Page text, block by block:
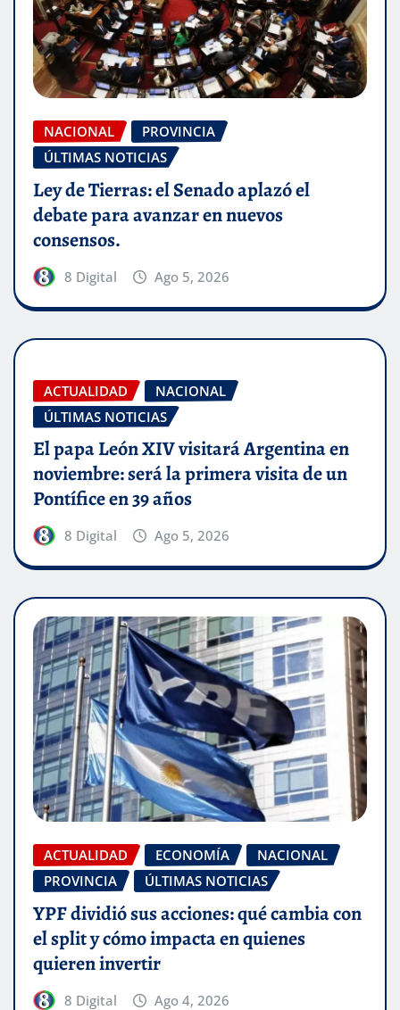
NACIONAL
PROVINCIA
ÚLTIMAS NOTICIAS
Ley de Tierras: el Senado aplazó el
debate para avanzar en nuevos
consensos.
8 Digital Ago 5, 2026
ACTUALIDAD
NACIONAL
ÚLTIMAS NOTICIAS
El papa León XIV visitará Argentina en
noviembre: será la primera visita de un
Pontífice en 39 años
8 Digital Ago 5, 2026
ACTUALIDAD ECONOMÍA
NACIONAL
PROVINCIA
ÚLTIMAS NOTICIAS
YPF dividió sus acciones: qué cambia con
el split y cómo impacta en quienes
quieren invertir
8 Digital Ago 4, 2026